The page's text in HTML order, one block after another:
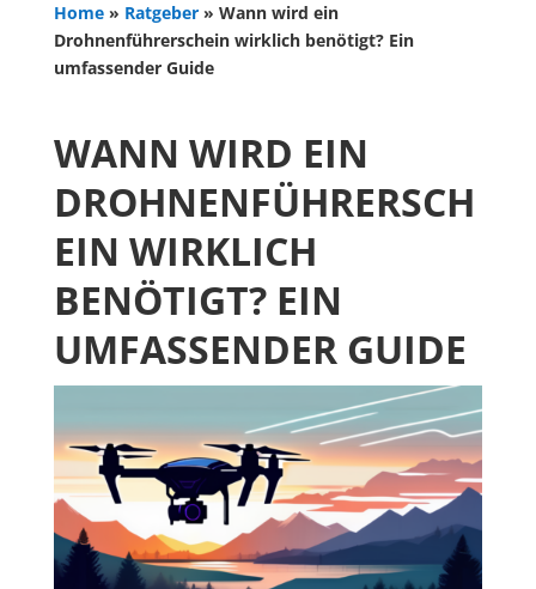
Home» Ratgeber» Wann wird ein
Drohnenführerschein wirklich benötigt? Ein
umfassender Guide
WANN WIRD EIN
DROHNENFÜHRERSCH
EIN WIRKLICH
BENÖTIGT? EIN
UMFASSENDER GUIDE